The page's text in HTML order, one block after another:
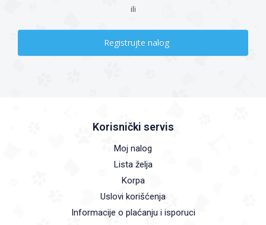
ili
Registrujte nalog
Korisnički servis
Moj nalog
Lista želja
Korpa
Uslovi korišćenja
Informacije o plaćanju i isporuci